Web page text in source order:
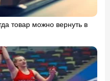
товар можно вернуть в